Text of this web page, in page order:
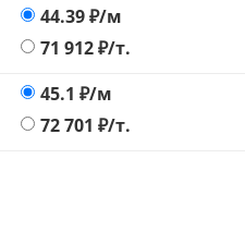
44.39₽/м
71 912₽/т.
45.1 ₽/м
72 701 ₽/т.